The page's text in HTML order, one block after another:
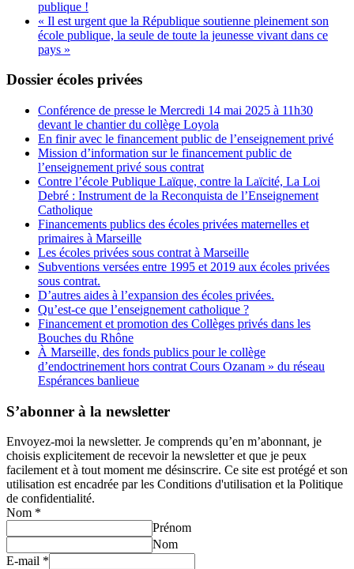
publique !
« Il est urgent que la République soutienne pleinement son
école publique, la seule de toute la jeunesse vivant dans ce
pays »
Dossier écoles privées
Conférence de presse le Mercredi 14 mai 2025 à 11h30
devant le chantier du collège Loyola
En finir avec le financement public de l’enseignement privé
Mission d’information sur le financement public de
l’enseignement privé sous contrat
Contre l’école Publique Laïque, contre la Laïcité, La Loi
Debré : Instrument de la Reconquista de l’Enseignement
Catholique
Financements publics des écoles privées maternelles et
primaires à Marseille
Les écoles privées sous contrat à Marseille
Subventions versées entre 1995 et 2019 aux écoles privées
sous contrat.
D’autres aides à l’expansion des écoles privées.
Qu’est-ce que l’enseignement catholique ?
Financement et promotion des Collèges privés dans les
Bouches du Rhône
À Marseille, des fonds publics pour le collège
d’endoctrinement hors contrat Cours Ozanam » du réseau
Espérances banlieue
S’abonner à la newsletter
Envoyez-moi la newsletter. Je comprends qu’en m’abonnant, je
choisis explicitement de recevoir la newsletter et que je peux
facilement et à tout moment me désinscrire. Ce site est protégé et son
utilisation est encadrée par les Conditions d'utilisation et la Politique
de confidentialité.
Nom *
Prénom
Nom
E-mail *